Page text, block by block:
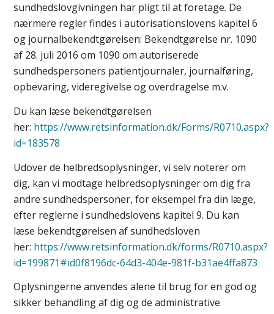
sundhedslovgivningen har pligt til at foretage. De
nærmere regler findes i autorisationslovens kapitel 6
og journalbekendtgørelsen: Bekendtgørelse nr. 1090
af 28. juli 2016 om 1090 om autoriserede
sundhedspersoners patientjournaler, journalføring,
opbevaring, videregivelse og overdragelse m.v.
Du kan læse bekendtgørelsen
her: https://www.retsinformation.dk/Forms/R0710.aspx?
id=183578
Udover de helbredsoplysninger, vi selv noterer om
dig, kan vi modtage helbredsoplysninger om dig fra
andre sundhedspersoner, for eksempel fra din læge,
efter reglerne i sundhedslovens kapitel 9. Du kan
læse bekendtgørelsen af sundhedsloven
her: https://www.retsinformation.dk/forms/R0710.aspx?
id=199871#id0f8196dc-64d3-404e-981f-b31ae4ffa873
Oplysningerne anvendes alene til brug for en god og
sikker behandling af dig og de administrative